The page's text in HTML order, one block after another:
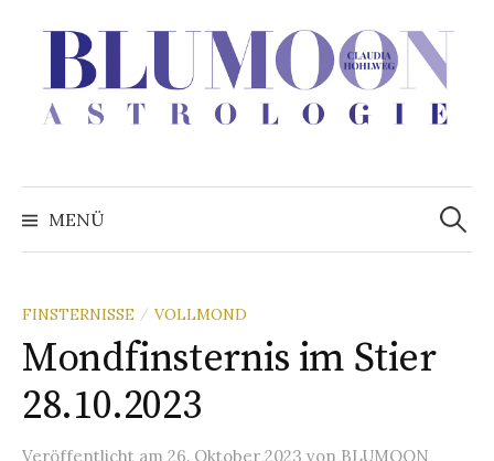
überspringen
MENÜ
Suchen
nach:
FINSTERNISSE / VOLLMOND
Mondfinsternis im Stier
28.10.2023
Veröffentlicht am 26. Oktober 2023 von BLUMOON